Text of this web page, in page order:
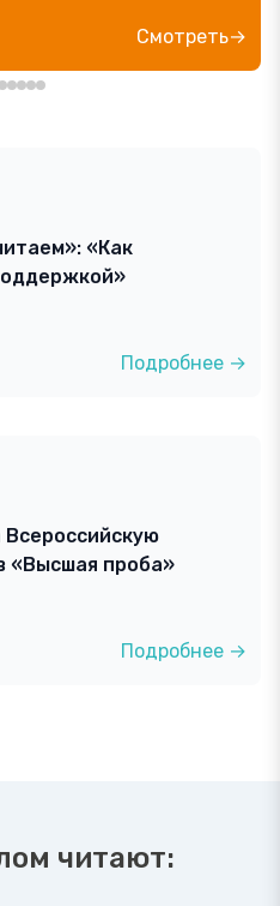
Смотреть→
«Как
Подробнее →
«Высшая проба»
Подробнее →
читают: